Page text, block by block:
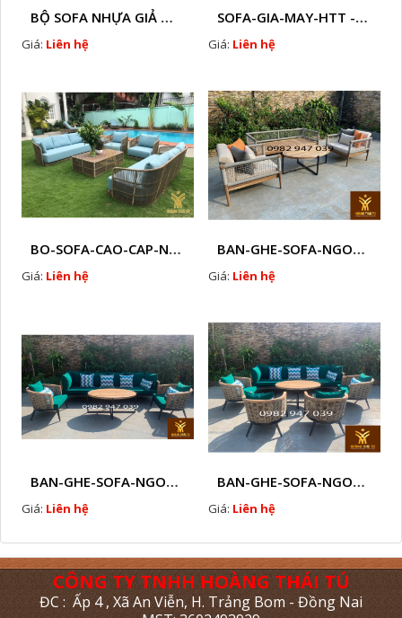
BỘ SOFA NHỰA GIẢ MÂY HTT - S86
Giá: Liên hệ
SOFA-GIA-MAY-HTT - S61 COPY
Giá: Liên hệ
BO-SOFA-CAO-CAP-NHUA-GIA-MAY-HTT - S88
Giá: Liên hệ
BAN-GHE-SOFA-NGOAI-TROI-GIA-MAY-KN12
Giá: Liên hệ
BAN-GHE-SOFA-NGOAI-TROI-GIA-MAY-KN11
Giá: Liên hệ
BAN-GHE-SOFA-NGOAI-TROI-GIA-MAY-KN10
Giá: Liên hệ
CÔNG TY TNHH HOÀNG THÁI TÚ
ĐC : Ấp 4 , Xã An Viễn, H. Trảng Bom - Đồng Nai